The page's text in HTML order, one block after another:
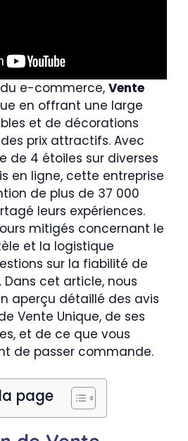
e-commerce, Vente
en offrant une large
et de décorations
prix attractifs. Avec
de 4 étoiles sur diverses
en ligne, cette entreprise
de plus de 37 000
leurs expériences.
mitigés concernant le
et la logistique
sur la fiabilité de
cet article, nous
aperçu détaillé des avis
Vente Unique, de ses
et de ce que vous
de passer commande.
page